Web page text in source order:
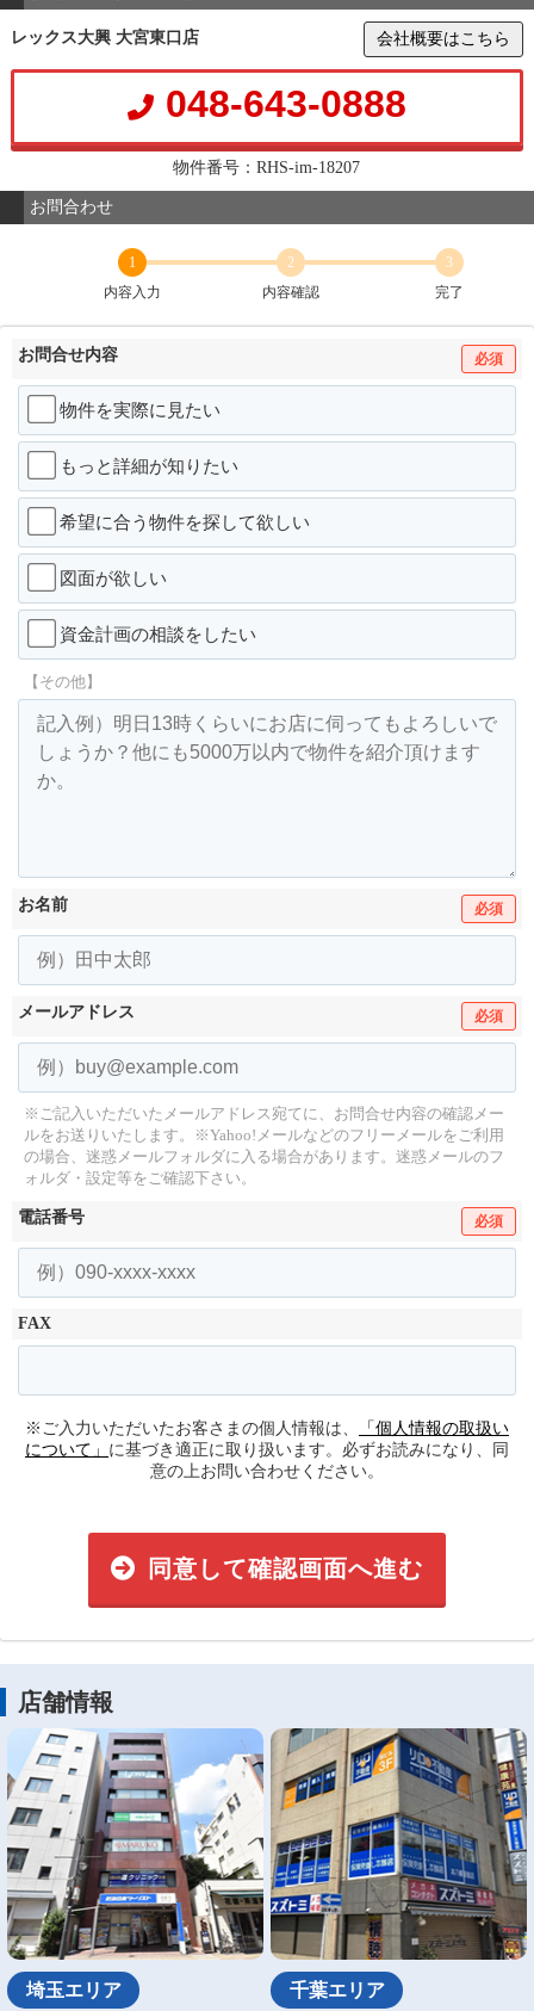
レックス大興 大宮東口店 会社概要はこちら
048-643-0888
物件番号：RHS-im-18207
お問合わせ
1
内容入力
2
内容確認
3
完了
お問合せ内容 必須
物件を実際に見たい
もっと詳細が知りたい
希望に合う物件を探して欲しい
図面が欲しい
資金計画の相談をしたい
【その他】
お名前 必須
メールアドレス 必須
※ご記入いただいたメールアドレス宛てに、お問合せ内容の確認メー
ルをお送りいたします。
※Yahoo!メールなどのフリーメールをご利用
の場合、迷惑メールフォルダに入る場合があります。 迷惑メールのフ
ォルダ・設定等をご確認下さい。
電話番号 必須
FAX
※ご入力いただいたお客さまの個人情報は、
「個人情報の取扱い
について」 に基づき適正に取り扱います。必ずお読みになり、同
意の上お問い合わせください。
同意して確認画面へ進む
店舗情報
埼玉エリア 千葉エリア